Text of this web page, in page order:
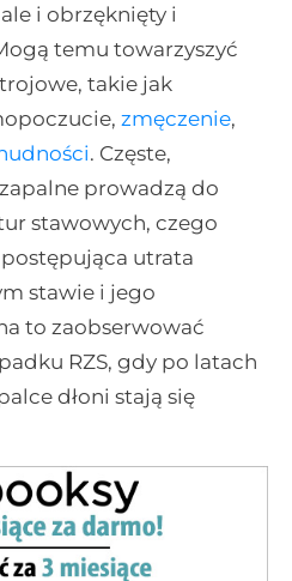
i obrzęknięty i
temu towarzyszyć
takie jak
zmęczenie,
. Częste,
prowadzą do
stawowych, czego
utrata
stawie i jego
to zaobserwować
RZS, gdy po latach
dłoni stają się